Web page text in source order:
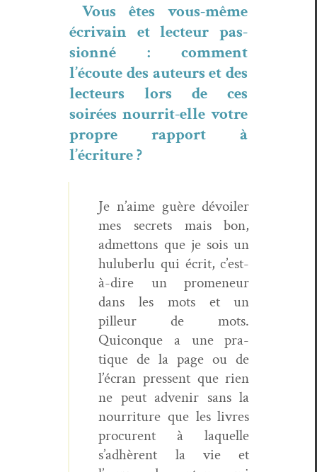
Vous êtes vous-même
écrivain et lecteur pas­
sion­né : com­ment
l’écoute des auteurs et des
lecteurs lors de ces
soirées nour­rit-elle votre
pro­pre rap­port à
l’écriture ?
Je n’aime guère dévoil­er
mes secrets mais bon,
admet­tons que je sois un
hulu­ber­lu qui écrit, c’est-
à-dire un promeneur
dans les mots et un
pilleur de mots.
Quiconque a une pra­
tique de la page ou de
l’écran pressent que rien
ne peut advenir sans la
nour­ri­t­ure que les livres
pro­curent à laque­lle
s’adhèrent la vie et